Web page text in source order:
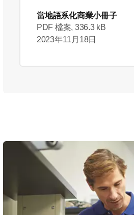
當地語系化商業小冊子
PDF 檔案, 336.3 kB
2023年11月18日